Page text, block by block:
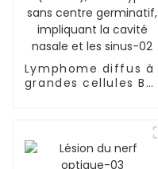
Lymphome diffus à
grandes cellules B
impliquant la cavité
nasale et les sinus-